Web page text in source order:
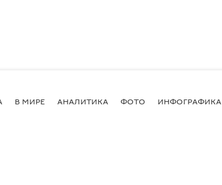
В МИРЕ АНАЛИТИКА ФОТО ИНФОГРАФИКА